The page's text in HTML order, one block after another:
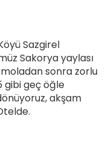
Sazgirel
Sakorya yaylası
sonra zorlu
gibi geç öğle
akşam